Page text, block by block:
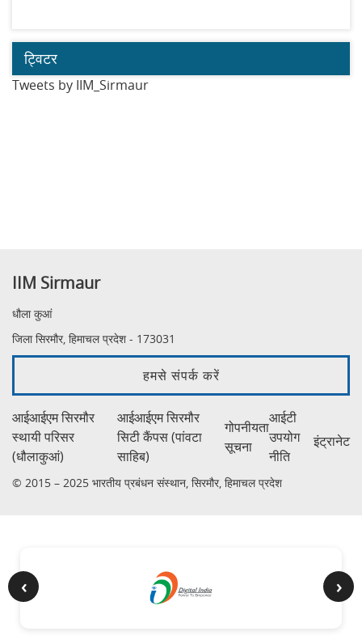
ट्विटर
Tweets by IIM_Sirmaur
IIM Sirmaur
धौला कुआं
जिला सिरमौर, हिमाचल प्रदेश - 173031
हमसे संपर्क करें
आईआईएम सिरमौर
स्थायी परिसर
(धौलाकुआं)
आईआईएम सिरमौर
सिटी कैंपस (पांवटा
साहिब)
गोपनीयता
सूचना
आईटी
उपयोग
नीति
इंट्रानेट
© 2015 – 2025 भारतीय प्रबंधन संस्थान, सिरमौर, हिमाचल प्रदेश
‹ ›